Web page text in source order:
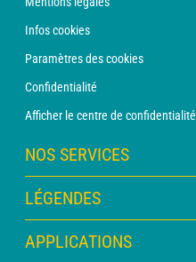
Infos cookies
Paramètres des cookies
Confidentialité
Afficher le centre de confidentialité
NOS SERVICES
Abonnement METEO Xpert
Abonnement METEO PRO
Consultation avec un prévisionniste
LÉGENDES
Légende des cartes
APPLICATIONS